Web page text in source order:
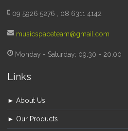
09 5926 5276 , 08 6311 4142
musicspaceteam@gmail.com
Monday - Saturday: 09.30 - 20.00
Links
► About Us
► Our Products